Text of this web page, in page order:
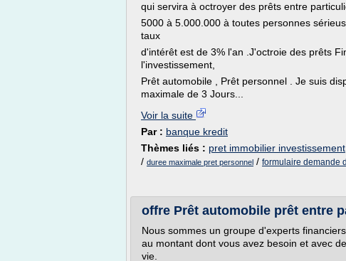
qui servira à octroyer des prêts entre
5000 à 5.000.000 à toutes personnes
taux
d'intérêt est de 3% l'an .J'octroie des prêts
l'investissement,
Prêt automobile , Prêt personnel . Je suis
maximale de 3 Jours...
Voir la suite
Par : banque kredit
Thèmes liés : pret immobilier investissement
/ duree maximale pret personnel / formulaire demande
offre Prêt automobile prêt entre
Nous sommes un groupe d'experts
au montant dont vous avez besoin et avec
vie.